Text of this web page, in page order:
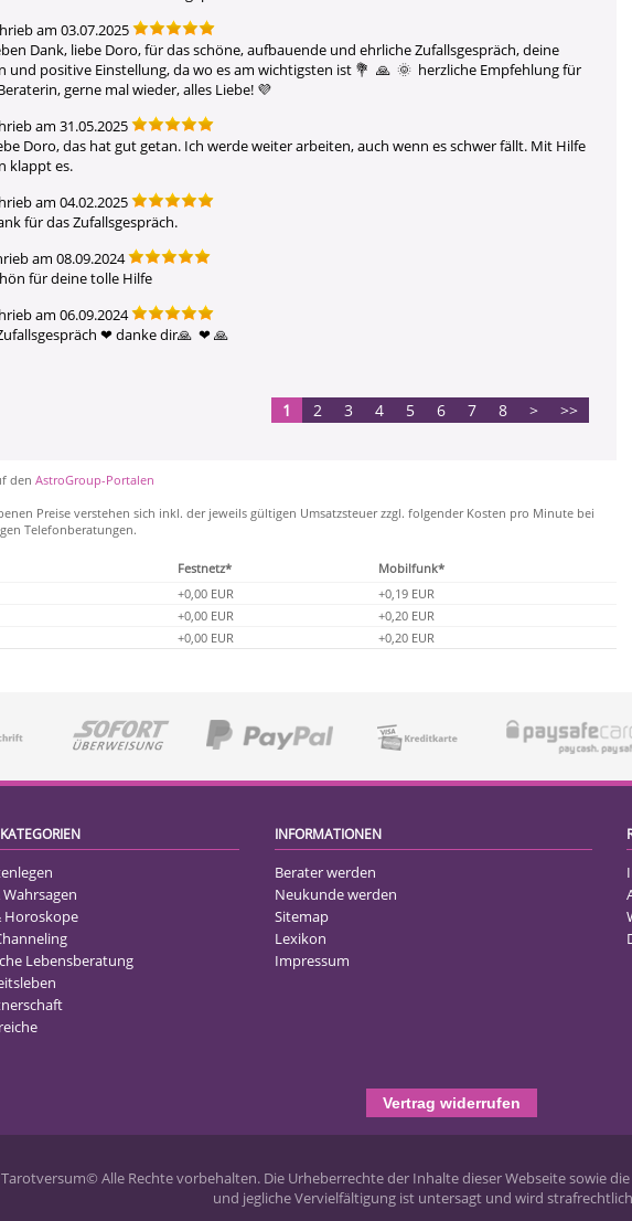
am 03.07.2025
Dank, liebe Doro, für das schöne, aufbauende und ehrliche Zufallsgespräch, deine
und positive Einstellung, da wo es am wichtigsten ist 💐  🙏  🌞  herzliche Empfehlung für
gerne mal wieder, alles Liebe! 💜
am 31.05.2025
Doro, das hat gut getan. Ich werde weiter arbeiten, auch wenn es schwer fällt. Mit Hilfe
klappt es.
am 04.02.2025
für das Zufallsgespräch.
am 08.09.2024
für deine tolle Hilfe
am 06.09.2024
❤ ️danke dir🙏  ❤ ️🙏
1 2 3 4 5 6 7 8 > >>
den AstroGroup-Portalen
Preise verstehen sich inkl. der jeweils gültigen Umsatzsteuer zzgl. folgender Kosten pro Minute bei
Telefonberatungen.
Festnetz*
Mobilfunk*
+0,00 EUR
+0,19 EUR
+0,00 EUR
+0,20 EUR
+0,00 EUR
+0,20 EUR
Horoskope
Lebensberatung
INFORMATIONEN
Berater werden
Neukunde werden
Sitemap
Lexikon
Impressum
Vertrag widerrufen
Alle Rechte vorbehalten. Die Urheberrechte der Inhalte dieser Webseite sowie
und jegliche Vervielfältigung ist untersagt und wird